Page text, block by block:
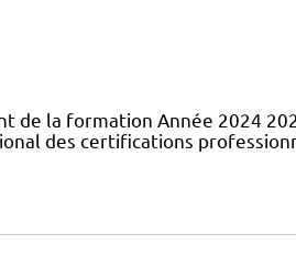
de la formation Année 2024
des certifications